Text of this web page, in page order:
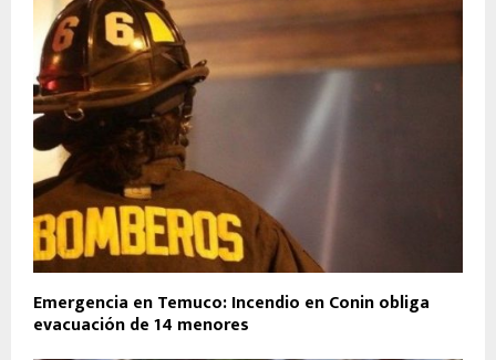
Emergencia en Temuco: Incendio en Conin obliga
evacuación de 14 menores